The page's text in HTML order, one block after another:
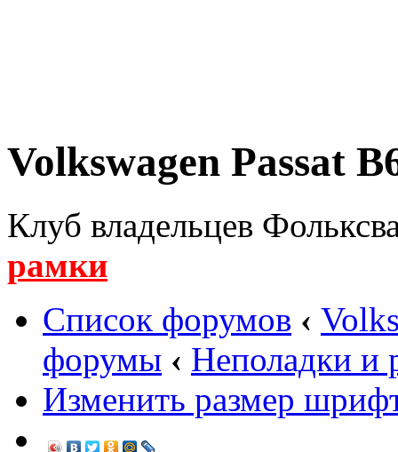
Volkswagen Passat
Клуб владельцев
рамки
Список форумов ‹
форумы ‹ Неполадки и
Изменить размер